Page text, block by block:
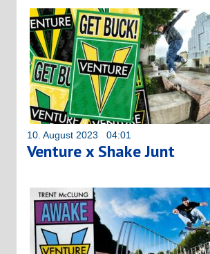
10. August 2023 04:01
Venture x Shake Junt